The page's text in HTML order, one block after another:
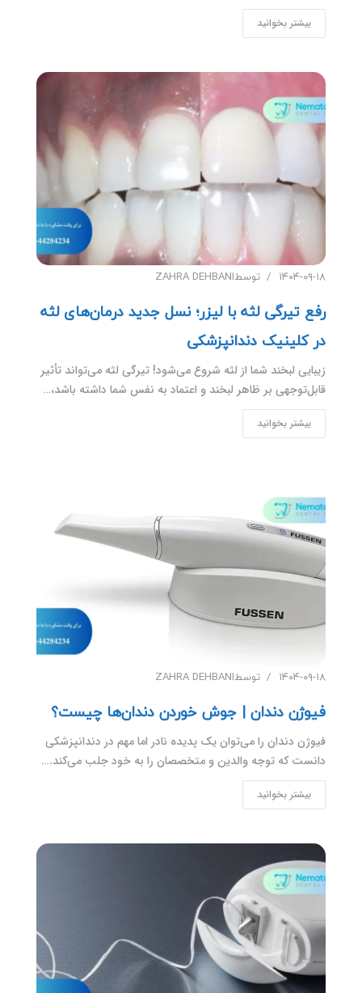
بیشتر بخوانید
۱۴۰۴-۰۹-۱۸ توسطZAHRA DEHBANI
رفع تیرگی لثه با لیزر؛ نسل جدید درمان‌های لثه
در کلینیک دندانپزشکی
زیبایی لبخند شما از لثه شروع می‌شود! تیرگی لثه می‌تواند تأثیر
قابل‌توجهی بر ظاهر لبخند و اعتماد به نفس شما داشته باشد،…
بیشتر بخوانید
۱۴۰۴-۰۹-۱۸ توسطZAHRA DEHBANI
فیوژن دندان | جوش خوردن دندان‌ها چیست؟
فیوژن دندان را می‌توان یک پدیده نادر اما مهم در دندانپزشکی
دانست که توجه والدین و متخصصان را به خود جلب می‌کند.…
بیشتر بخوانید